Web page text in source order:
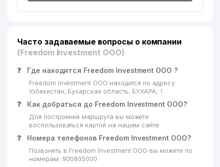
Часто задаваемые вопросы о компании
(Freedom Investment ООО)
❓ Где находится Freedom Investment ООО ?
Freedom Investment ООО находится по адресу:
Узбекистан, Бухарская область, БУХАРА, 1
❓ Как добраться до Freedom Investment ООО?
Для построения маршрута вы можете
воспользоваться картой на нашем сайте
❓ Номера телефонов Freedom Investment ООО?
Позвонить в Freedom Investment ООО вы можете по
номерам: 900805000